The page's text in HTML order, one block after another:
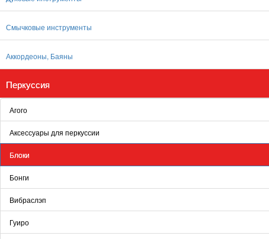
Смычковые инструменты
Аккордеоны, Баяны
Перкуссия
Агого
Аксессуары для перкуссии
Блоки
Бонги
Вибраслэп
Гуиро